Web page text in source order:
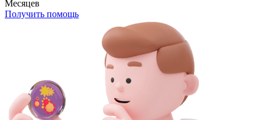
Месяцев
Получить помощь